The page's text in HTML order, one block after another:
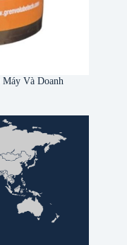
Và Doanh